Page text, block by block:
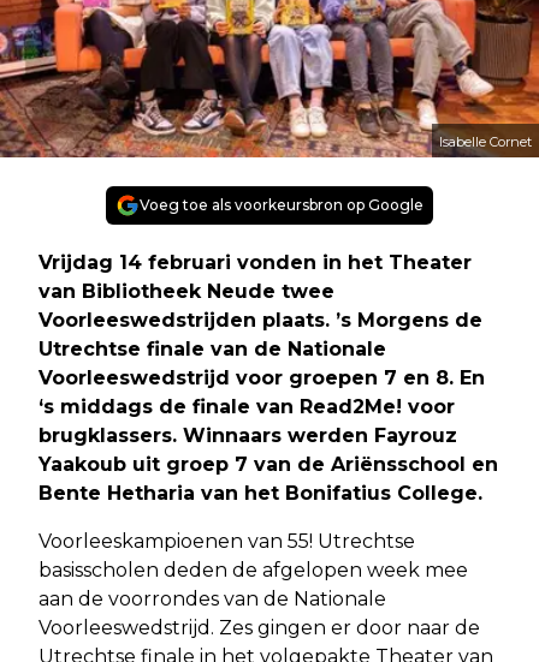
Isabelle Cornet
Voeg toe als voorkeursbron op Google
Vrijdag 14 februari vonden in het Theater
van Bibliotheek Neude twee
Voorleeswedstrijden plaats. ’s Morgens de
Utrechtse finale van de Nationale
Voorleeswedstrijd voor groepen 7 en 8. En
‘s middags de finale van Read2Me! voor
brugklassers. Winnaars werden Fayrouz
Yaakoub uit groep 7 van de Ariënsschool en
Bente Hetharia van het Bonifatius College.
Voorleeskampioenen van 55! Utrechtse
basisscholen deden de afgelopen week mee
aan de voorrondes van de Nationale
Voorleeswedstrijd. Zes gingen er door naar de
Utrechtse finale in het volgepakte Theater van